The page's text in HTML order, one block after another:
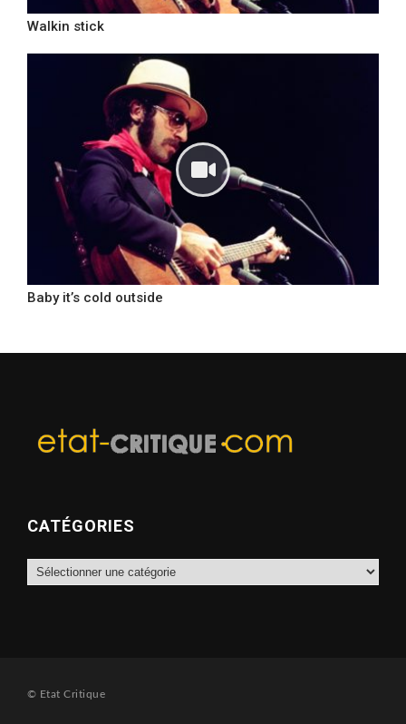
Walkin stick
Baby it’s cold outside
CATÉGORIES
Catégories
© Etat Critique